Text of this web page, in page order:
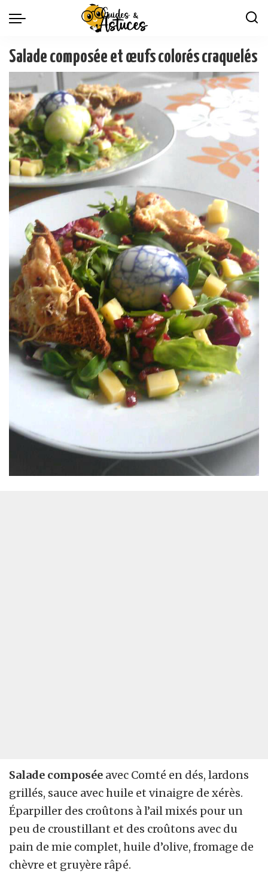
Salade composée et œufs colorés craquelés
Salade composée avec Comté en dés, lardons
grillés, sauce avec huile et vinaigre de xérès.
Éparpiller des croûtons à l’ail mixés pour un
peu de croustillant et des croûtons avec du
pain de mie complet, huile d’olive, fromage de
chèvre et gruyère râpé.